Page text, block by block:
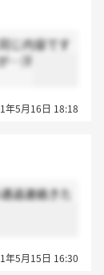
じ内容です
…汗
年5月16日 18:18
過連絡きた
年5月15日 16:30